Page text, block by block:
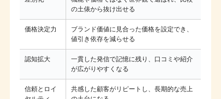
の土俵から抜け出せる
価格決定力
ブランド価値に見合った価格を設定でき、
値引き依存を減らせる
認知拡大
一貫した発信で記憶に残り、口コミや紹介
が広がりやすくなる
信頼とロイ
共感した顧客がリピートし、長期的な売上